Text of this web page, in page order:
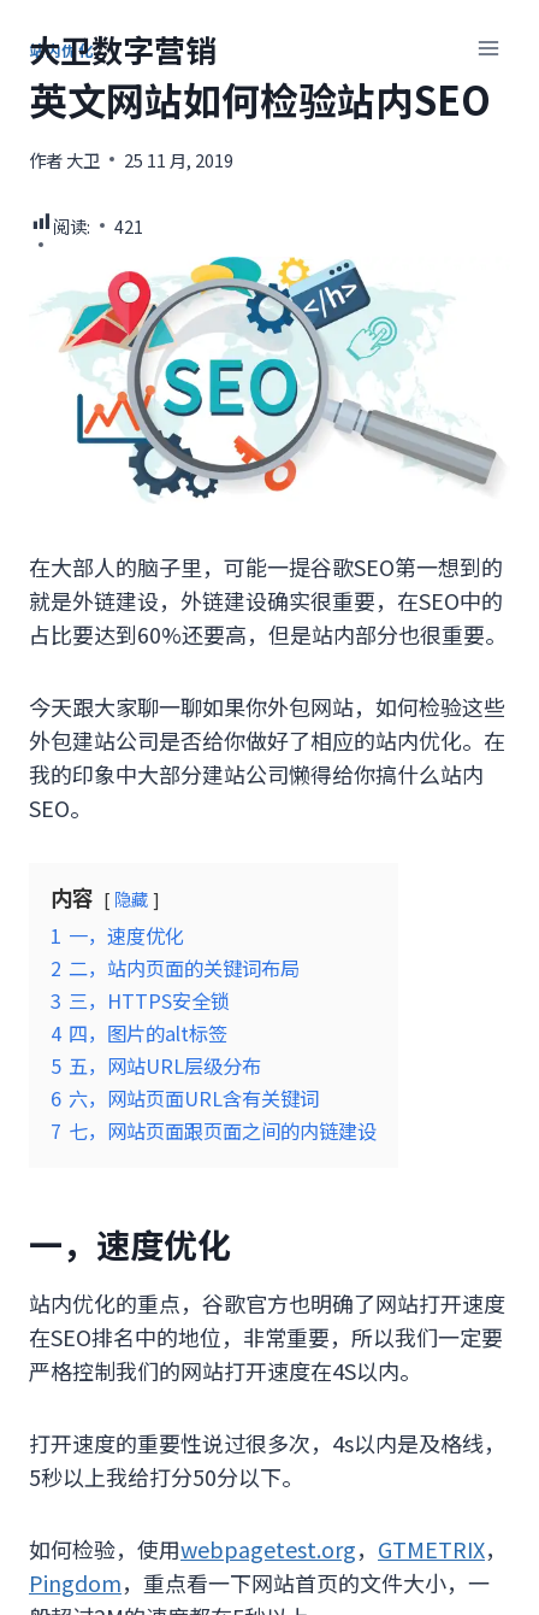
大卫数字营销
站内优化
英文网站如何检验站内SEO
作者大卫 25 11 月, 2019
阅读: 421
在大部人的脑子里，可能一提谷歌SEO第一想到的
就是外链建设，外链建设确实很重要，在SEO中的
占比要达到60%还要高，但是站内部分也很重要。
今天跟大家聊一聊如果你外包网站，如何检验这些
外包建站公司是否给你做好了相应的站内优化。在
我的印象中大部分建站公司懒得给你搞什么站内
SEO。
内容 隐藏
1 一，速度优化
2 二，站内页面的关键词布局
3 三，HTTPS安全锁
4 四，图片的alt标签
5 五，网站URL层级分布
6 六，网站页面URL含有关键词
7 七，网站页面跟页面之间的内链建设
一，速度优化
站内优化的重点，谷歌官方也明确了网站打开速度
在SEO排名中的地位，非常重要，所以我们一定要
严格控制我们的网站打开速度在4S以内。
打开速度的重要性说过很多次，4s以内是及格线，
5秒以上我给打分50分以下。
如何检验，使用webpagetest.org， GTMETRIX，
Pingdom，重点看一下网站首页的文件大小，一